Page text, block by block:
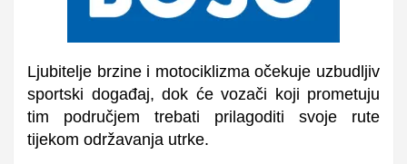
Ljubitelje brzine i motociklizma očekuje uzbudljiv
sportski događaj, dok će vozači koji prometuju
tim područjem trebati prilagoditi svoje rute
tijekom održavanja utrke.